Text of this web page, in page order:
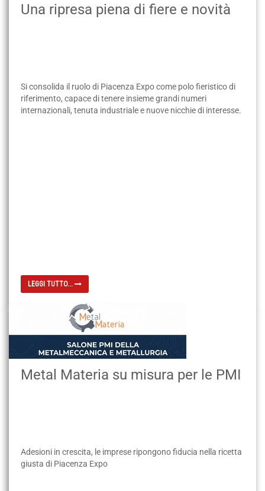
Una ripresa piena di fiere e novità
Si consolida il ruolo di Piacenza Expo come polo fieristico di
riferimento, capace di tenere insieme grandi numeri
internazionali, tenuta industriale e nuove nicchie di interesse.
LEGGI TUTTO...
Metal Materia su misura per le PMI
Adesioni in crescita, le imprese ripongono fiducia nella ricetta
giusta di Piacenza Expo